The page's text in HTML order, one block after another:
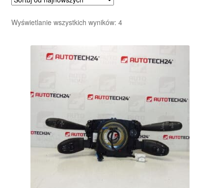
Moje konto
Skarga
Wyświetlanie wszystkich wyników: 4Posortowane
najnowszych